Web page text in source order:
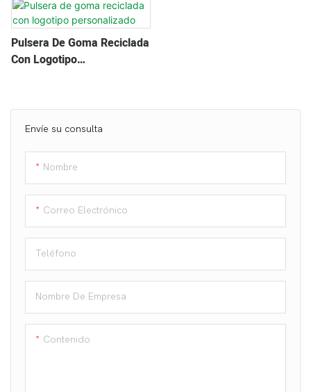
Envíe su consulta
Nombre
Correo Electrónico
Teléfono
Nombre De Empresa
Contenido
Pequeña Cantidad
Disponible
Pulsera De Goma Reciclada
Con Logotipo